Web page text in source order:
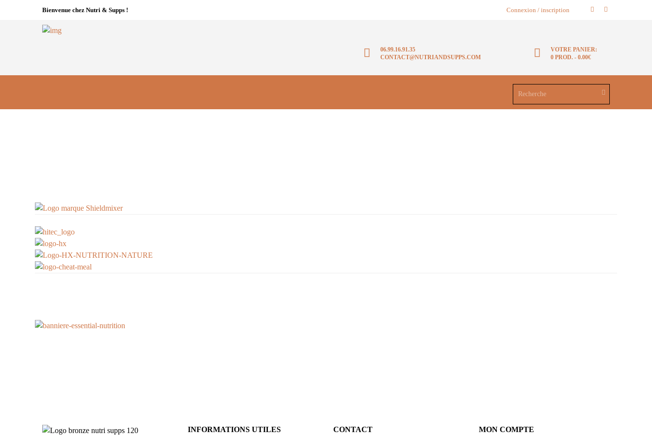
Bienvenue chez Nutri & Supps ! Connexion / inscription
06.99.16.91.35
CONTACT@NUTRIANDSUPPS.COM
VOTRE PANIER:
0 PROD.- 0.00€
INFORMATIONS UTILES CONTACT MON COMPTE